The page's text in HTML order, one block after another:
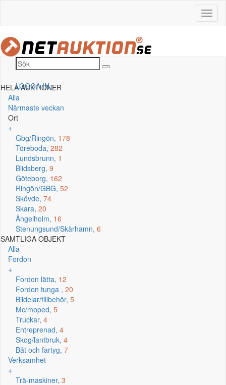
LOGGA IN
HELA AUKTIONER
Alla
Närmaste veckan
Ort
+
Gbg/Ringön, 178
Töreboda, 282
Lundsbrunn, 1
Blidsberg, 9
Göteborg, 162
Ringön/GBG, 52
Skövde, 74
Skara, 20
Ängelholm, 16
Stenungsund/Skärhamn, 6
SAMTLIGA OBJEKT
Alla
Fordon
+
Fordon lätta, 12
Fordon tunga , 20
Bildelar/tillbehör, 5
Mc/moped, 5
Truckar, 4
Entreprenad, 4
Skog/lantbruk, 4
Båt och fartyg, 7
Verksamhet
+
Trä-maskiner, 3